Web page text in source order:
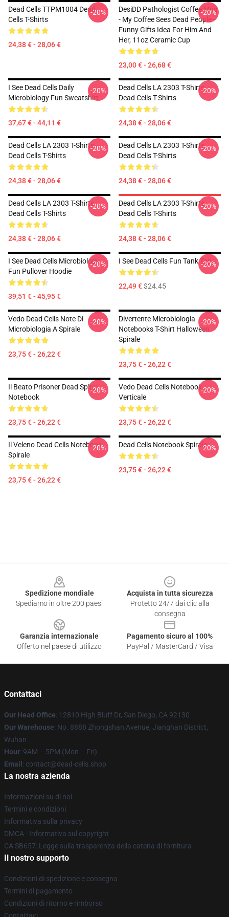
Dead Cells TTPM1004 Dead
Cells T-Shirts
24,38 € - 28,06 €
-20%
DesiDD Pathologist Coffee Mug
- My Coffee Sees Dead People -
Funny Gifts Idea For Him And
Her, 11oz Ceramic Cup
23,00 € - 26,68 €
-20%
I See Dead Cells Daily
Microbiology Fun Sweatshirt
37,67 € - 44,11 €
-20%
Dead Cells LA 2303 T-Shirts
Dead Cells T-Shirts
24,38 € - 28,06 €
-20%
Dead Cells LA 2303 T-Shirts
Dead Cells T-Shirts
24,38 € - 28,06 €
-20%
Dead Cells LA 2303 T-Shirts
Dead Cells T-Shirts
24,38 € - 28,06 €
-20%
Dead Cells LA 2303 T-Shirts
Dead Cells T-Shirts
24,38 € - 28,06 €
-20%
Dead Cells LA 2303 T-Shirts
Dead Cells T-Shirts
24,38 € - 28,06 €
-20%
I See Dead Cells Microbiology
Fun Pullover Hoodie
39,51 € - 45,95 €
-20% I See Dead Cells Fun Tank Top
22,49 €$24.45
-20%
Vedo Dead Cells Note Di
Microbiologia A Spirale
23,75 € - 26,22 €
-20%
Divertente Microbiologia
Notebooks T-Shirt Halloween
Spirale
23,75 € - 26,22 €
-20%
Il Beato Prisoner Dead Spiral
Notebook
23,75 € - 26,22 €
-20%
Vedo Dead Cells Notebook
Verticale
23,75 € - 26,22 €
-20%
Il Veleno Dead Cells Notebook
Spirale
23,75 € - 26,22 €
-20% Dead Cells Notebook Spirale
23,75 € - 26,22 €
-20%
Spedizione mondiale
Spediamo in oltre 200 paesi
Acquista in tutta sicurezza
Protetto 24/7 dai clic alla
consegna
Garanzia internazionale
Offerto nel paese di utilizzo
Pagamento sicuro al 100%
PayPal / MasterCard / Visa
Contattaci
Our Head Office: 12810 High Bluff Dr, San Diego, CA 92130
Our Warehouse: No. 8888 Zhongshan Avenue, Jianghan District,
Wuhan
Hour: 9AM – 5PM (Mon – Fri)
Email : contact@dead-cells.shop
La nostra azienda
Informazioni su di noi
Termini e condizioni
Informativa sulla privacy
DMCA - Informativa sul copyright
CA SB657: Legge sulla trasparenza della catena di fornitura
Il nostro supporto
Condizioni di spedizione e consegna
Termini di pagamento
Condizioni di ritorno e rimborso